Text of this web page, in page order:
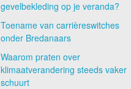
gevelbekleding op je veranda?
Toename van carrièreswitches
onder Bredanaars
Waarom praten over
klimaatverandering steeds vaker
schuurt